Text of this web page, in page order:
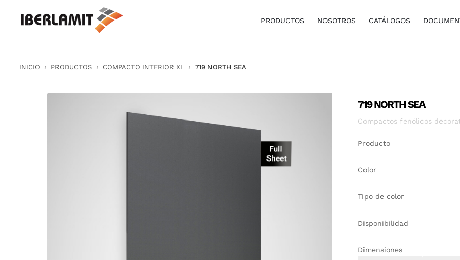
PRODUCTOS NOSOTROS CATÁLOGOS
INICIO PRODUCTOS COMPACTO INTERIOR XL 719 NORTH SEA
719 NORTH SEA
Compactos fenólicos
Producto
Color
Tipo de color
Disponibilidad
Dimensiones